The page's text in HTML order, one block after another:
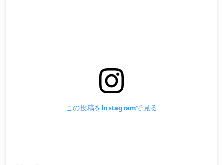
この投稿をInstagramで見る